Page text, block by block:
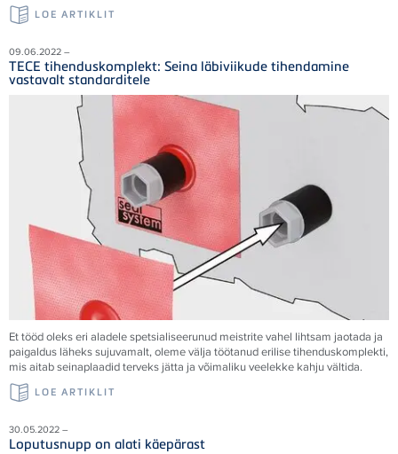
LOE ARTIKLIT
09.06.2022 –
TECE tihenduskomplekt: Seina läbiviikude tihendamine
vastavalt standarditele
Et tööd oleks eri aladele spetsialiseerunud meistrite vahel lihtsam jaotada ja
paigaldus läheks sujuvamalt, oleme välja töötanud erilise tihenduskomplekti,
mis aitab seinaplaadid terveks jätta ja võimaliku veelekke kahju vältida.
LOE ARTIKLIT
30.05.2022 –
Loputusnupp on alati käepärast